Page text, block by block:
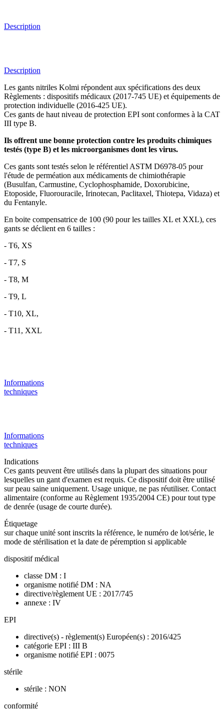
Description
Description
Les gants nitriles Kolmi répondent aux spécifications des deux
Règlements : dispositifs médicaux (2017-745 UE) et équipements de
protection individuelle (2016-425 UE).
Ces gants de haut niveau de protection EPI sont conformes à la CAT
III type B.
Ils offrent une bonne protection contre les produits chimiques
testés (type B) et les microorganismes dontles virus.
Ces gants sont testés selon le référentiel ASTM D6978-05 pour
l'étude de perméation aux médicaments de chimiothérapie
(Busulfan, Carmustine, Cyclophosphamide, Doxorubicine,
Etoposide, Fluorouracile, Irinotecan, Paclitaxel, Thiotepa, Vidaza) et
du Fentanyle.
En boite compensatrice de 100 (90 pour les tailles XL et XXL), ces
gants se déclient en 6 tailles :
- T6, XS
- T7, S
- T8, M
- T9, L
- T10, XL,
- T11, XXL
Informations
techniques
Informations
techniques
Indications
Ces gants peuvent être utilisés dans la plupart des situations pour
lesquelles un gant d'examen est requis. Ce dispositif doit être utilisé
sur peau saine uniquement. Usage unique, ne pas réutiliser. Contact
alimentaire (conforme au Règlement 1935/2004 CE) pour tout type
de denrée (usage de courte durée).
Étiquetage
sur chaque unité sont inscrits la référence, le numéro de lot/série, le
mode de stérilisation et la date de péremption si applicable
dispositif médical
classe DM : I
organisme notifié DM : NA
directive/règlement UE : 2017/745
annexe : IV
EPI
directive(s) - règlement(s) Européen(s) : 2016/425
catégorie EPI : III B
organisme notifié EPI : 0075
stérile
stérile : NON
conformité